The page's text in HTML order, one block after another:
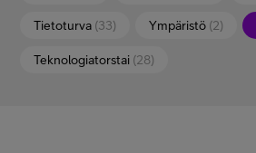
Tietoturva (33) Ympäristö (2)
Teknologiatorstai (28)